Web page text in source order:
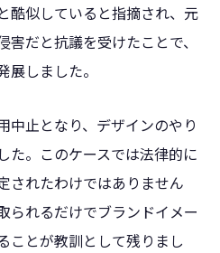
酷似していると指摘され、元
だと抗議を受けたことで、
しました。
中止となり、デザインのやり
た。このケースでは法律的に
されたわけではありません
られるだけでブランドイメー
ことが教訓として残りまし